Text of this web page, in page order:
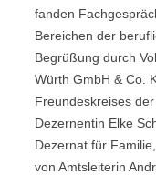
fanden
Bereichen der
Begrüßung durch
Würth GmbH & Co.
Freundeskreises
Dezernentin Elke
Dezernat für
von Amtsleiterin